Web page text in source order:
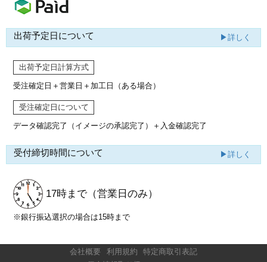
出荷予定日について ▶詳しく
出荷予定日計算方式
受注確定日＋営業日＋加工日（ある場合）
受注確定日について
データ確認完了（イメージの承認完了） ＋入金確認完了
受付締切時間について ▶詳しく
17時まで （営業日のみ）
※銀行振込選択の場合は15時まで
会社概要 利用規約
特定商取引表記